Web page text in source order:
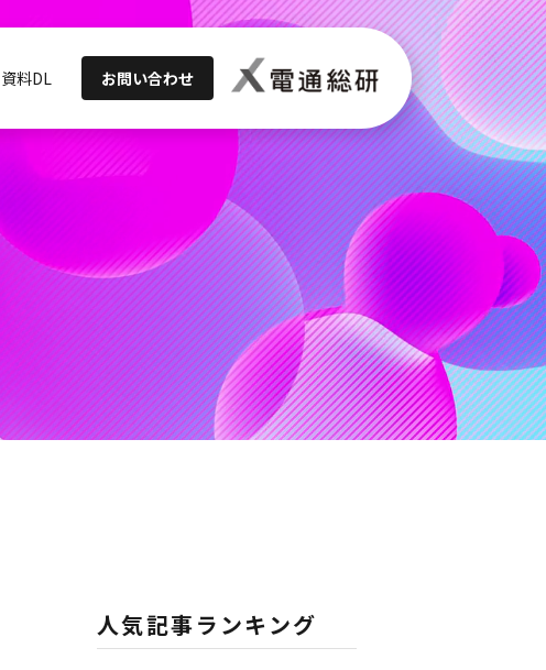
料DL お問い合わせ
人気記事ランキング